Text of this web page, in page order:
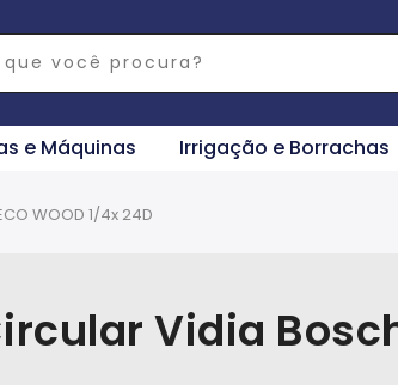
e Máquinas Irrigação e Borrachas
WOOD 1/4x 24D
Vidia